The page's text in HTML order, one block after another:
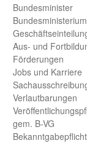
Bundes­minister
Bundes­ministerium
Aus- und
Förderungen
Jobs und Karriere
Verlautbarungen
gem. B-VG